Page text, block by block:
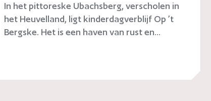
In het pittoreske Ubachsberg, verscholen in
het Heuvelland, ligt kinderdagverblijf Op ’t
Bergske. Het is een haven van rust en...